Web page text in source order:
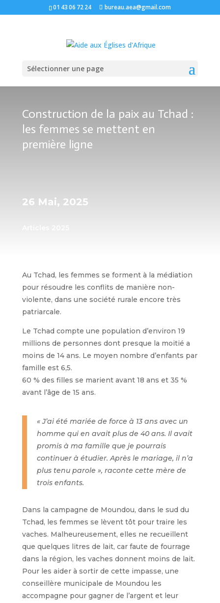
01 43 06 72 24 bureau.aea@gmail.com
Sélectionner une page
Construction de la paix au Tchad :
les femmes se mettent en
première ligne
26 Mai, 2025
Au Tchad, les femmes se forment à la médiation
pour résoudre les conflits de manière non-
violente, dans une société rurale encore très
patriarcale.
Le Tchad compte une population d’environ 19
millions de personnes dont presque la moitié a
moins de 14 ans. Le moyen nombre d’enfants par
famille est 6,5.
60 % des filles se marient avant 18 ans et 35 %
avant l’âge de 15 ans.
« J’ai été mariée de force à 13 ans avec un
homme qui en avait plus de 40 ans. Il avait
promis à ma famille que je pourrais
continuer à étudier. Après le mariage, il n’a
plus tenu parole », raconte cette mère de
trois enfants.
Dans la campagne de Moundou, dans le sud du
Tchad, les femmes se lèvent tôt pour traire les
vaches. Malheureusement, elles ne recueillent
que quelques litres de lait, car faute de fourrage
dans la région, les vaches donnent moins de lait.
Pour les aider à sortir de cette impasse, une
conseillère municipale de Moundou les
accompagne pour gagner de l’argent et leur